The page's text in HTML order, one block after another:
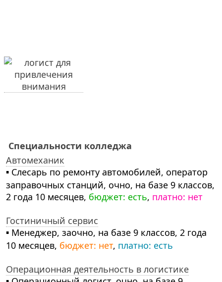
Специальности колледжа
Автомеханик
▪ Слесарь по ремонту автомобилей, оператор
заправочных станций, очно, на базе 9 классов,
2 года 10 месяцев, бюджет: есть, платно: нет
Гостиничный сервис
▪ Менеджер, заочно, на базе 9 классов, 2 года
10 месяцев, бюджет: нет, платно: есть
Операционная деятельность в логистике